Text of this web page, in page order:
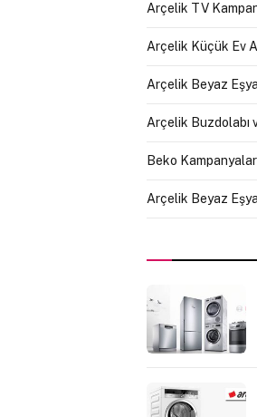
Arçelik TV
Arçelik Küçük Ev
Arçelik Beyaz
Arçelik Buzdolabı
Beko
Arçelik Beyaz